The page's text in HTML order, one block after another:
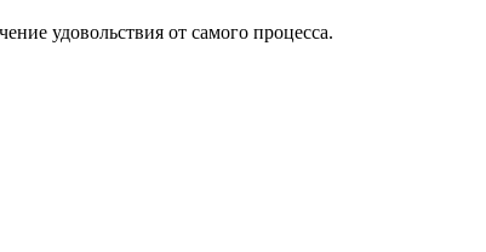
удовольствия от самого процесса.